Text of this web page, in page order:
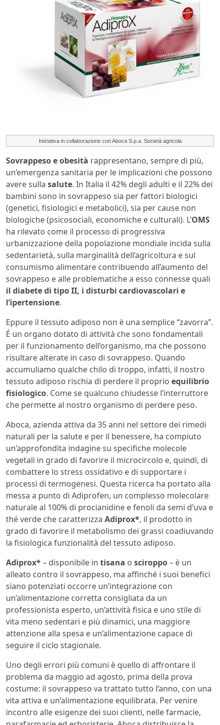
Iniziativa in collaborazione con Aboca S.p.a. Società agricola
Sovrappeso e obesità rappresentano, sempre di più,
un’emergenza sanitaria per le implicazioni che possono
avere sulla salute. In Italia il 42% degli adulti e il 22% dei
bambini sono in sovrappeso sia per fattori biologici
(genetici, fisiologici e metabolici), sia per cause non
biologiche (psicosociali, economiche e culturali). L’OMS
ha rilevato come il processo di progressiva
urbanizzazione della popolazione mondiale incida sulla
sedentarietà, sulla marginalità dell’agricoltura e sul
consumismo alimentare contribuendo all’aumento del
sovrappeso e alle problematiche a esso connesse quali
il diabete di tipo II, i disturbi cardiovascolari e
l’ipertensione.
Eppure il tessuto adiposo non è una semplice “zavorra”.
É un organo dotato di attività che sono fondamentali
per il funzionamento dell’organismo, ma che possono
risultare alterate in caso di sovrappeso. Quando
accumuliamo qualche chilo di troppo, infatti, il nostro
tessuto adiposo rischia di perdere il proprio equilibrio
fisiologico. Come se qualcuno chiudesse l’interruttore
che permette al nostro organismo di perdere peso.
Aboca, azienda attiva da 35 anni nel settore dei rimedi
naturali per la salute e per il benessere, ha compiuto
un’approfondita indagine su specifiche molecole
vegetali in grado di favorire il microcircolo e, quindi, di
combattere lo stress ossidativo e di supportare i
processi di termogenesi. Questa ricerca ha portato alla
messa a punto di Adiprofen, un complesso molecolare
naturale al 100% di procianidine e fenoli da semi d’uva e
thé verde che caratterizza Adiprox*, il prodotto in
grado di favorire il metabolismo dei grassi coadiuvando
la fisiologica funzionalità del tessuto adiposo.
Adiprox*– disponibile in tisana o sciroppo– è un
alleato contro il sovrappeso, ma affinché i suoi benefici
siano potenziati occorre un’integrazione con
un’alimentazione corretta consigliata da un
professionista esperto, un’attività fisica e uno stile di
vita meno sedentari e più dinamici, una maggiore
attenzione alla spesa e un’alimentazione capace di
seguire il ciclo stagionale.
Uno degli errori più comuni è quello di affrontare il
problema da maggio ad agosto, prima della prova
costume: il sovrappeso va trattato tutto l’anno, con una
vita attiva e un’alimentazione equilibrata. Per venire
incontro alle esigenze dei suoi clienti, nelle farmacie,